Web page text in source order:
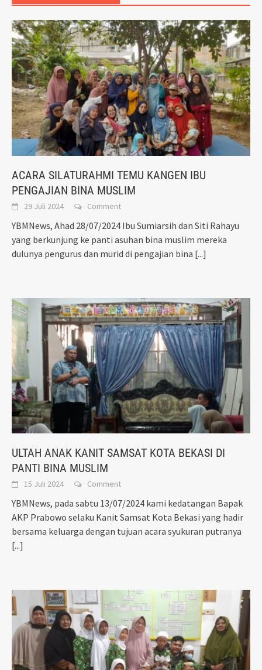
ACARA SILATURAHMI TEMU KANGEN IBU
PENGAJIAN BINA MUSLIM
29 Juli 2024 Comment
YBMNews, Ahad 28/07/2024 Ibu Sumiarsih dan Siti Rahayu
yang berkunjung ke panti asuhan bina muslim mereka
dulunya pengurus dan murid di pengajian bina [...]
ULTAH ANAK KANIT SAMSAT KOTA BEKASI DI
PANTI BINA MUSLIM
15 Juli 2024 Comment
YBMNews, pada sabtu 13/07/2024 kami kedatangan Bapak
AKP Prabowo selaku Kanit Samsat Kota Bekasi yang hadir
bersama keluarga dengan tujuan acara syukuran putranya
[...]